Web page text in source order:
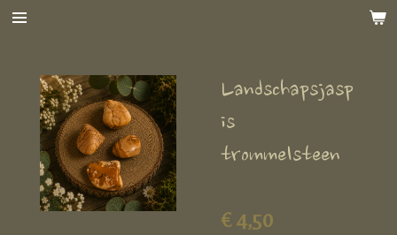
Ga
hoofdinhoud
Landschapsjasp
is
trommelsteen
€ 4,50